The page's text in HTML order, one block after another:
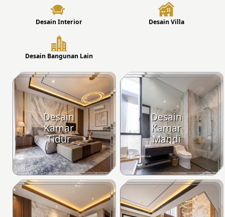
Desain Interior Desain Villa
Desain Bangunan Lain
Desain
Kamar
Tidur
Desain
Kamar
Mandi